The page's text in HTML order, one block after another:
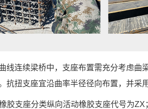
线连续梁桥中，支座布置需充分考虑曲
抗扭支座宜沿曲率半径径向布置，并采
胶支座分类纵向活动橡胶支座代号为